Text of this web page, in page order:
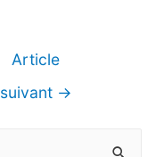
Article
suivant →